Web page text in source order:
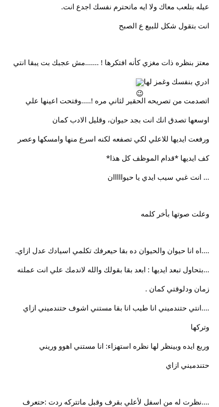
عيله بتلعب معاك ولا ايه ماتحترم نفسك اجدع انت.
انت بتقول شكل للبيع ع الصبح
معتز بنظره ذات مغزي كأنه افتكرها ! .......مش عجبك بت يبقا انتي
ادري بنفسك وغمز لها
اتصدمت من تصريحه الحقير لثاني مره !.....وفتحت اعينها علي
اوسعها تصدق انك انت بجد حيوان، وقليل الادب كمان
ورفعت ايديها للاعلي لكي تصفعه لكنه اسرع منها وامسكها وعصر
كف ايديها *قدام الموظف كل هذا*
... انت غبي سيب ايدي يا حيوااااان
وعلت صوتها بأخر كلمه
....اه انا حيوان والحيوان ده بقا حيعرفك تكلمي اسيادك عدل ازاي.
...بتحاول تبعد ايديها : ابعد بقا بقولك والله لاندمك علي انت عملته
زمان ودلوقتي كمان .
....انتي حتندميني انا طيب انا بقا مستني اشوف حتندميني ازاي
وتركها
وربع ايده وبينظر لها نظره استهزاء: انا مستني اهوو وريني
حتندميني ازاي
....نظرت له من اسفل لأعلي بقرف وقبل ماتتركه ردت :حتعرف